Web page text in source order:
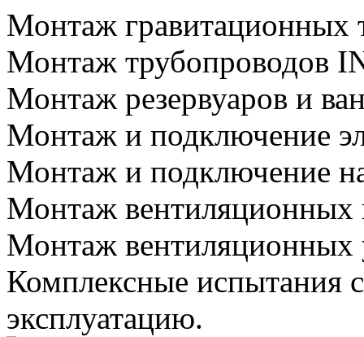
Монтаж гравитационных
Монтаж трубопроводов
Монтаж резервуаров и
Монтаж и подключение
Монтаж и подключение
Монтаж вентиляционных
Монтаж вентиляционных
Комплексные испытания
эксплуатацию.